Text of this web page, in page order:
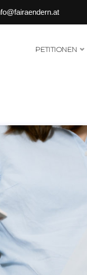
PETITIONEN